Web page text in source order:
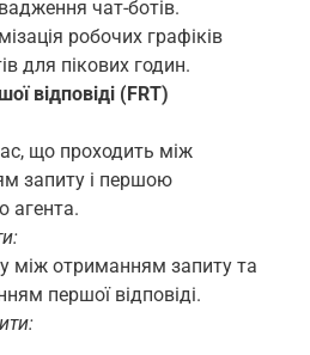
чат-ботів.
робочих графіків
для пікових годин.
відповіді (FRT)
що проходить між
запиту і першою
агента.
між отриманням запиту та
першої відповіді.